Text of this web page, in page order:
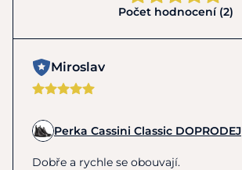
Počet hodnocení (2)
Miroslav
Perka Cassini Classic DOPRODEJ
Dobře a rychle se obouvají.